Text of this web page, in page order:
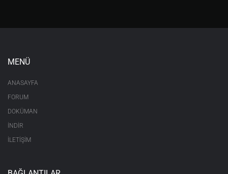
MENÜ
ANASAYFA
FORUM
DOKÜMAN
İNDİR
İLETİŞİM